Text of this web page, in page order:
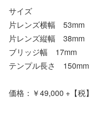
サイズ
片レンズ横幅 53mm
片レンズ縦幅 38mm
ブリッジ幅 17mm
テンプル長さ 150mm
価格：￥49,000 +【税】